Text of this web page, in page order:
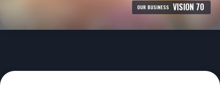
OUR BUSINESS VISION 70